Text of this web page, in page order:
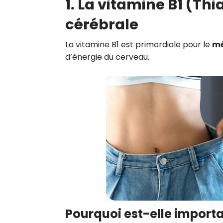
1. La vitamine B1
cérébrale
La vitamine B1 est primordiale pour le
d’énergie du cerveau.
Pourquoi est-elle